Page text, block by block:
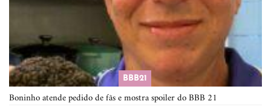
BBB21
Boninho atende pedido de fãs e mostra spoiler do BBB 21